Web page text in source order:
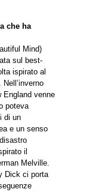
che ha
Mind)
sul best-
ispirato al
England venne
poteva
di un
e un senso
il
Melville.
Dick ci porta